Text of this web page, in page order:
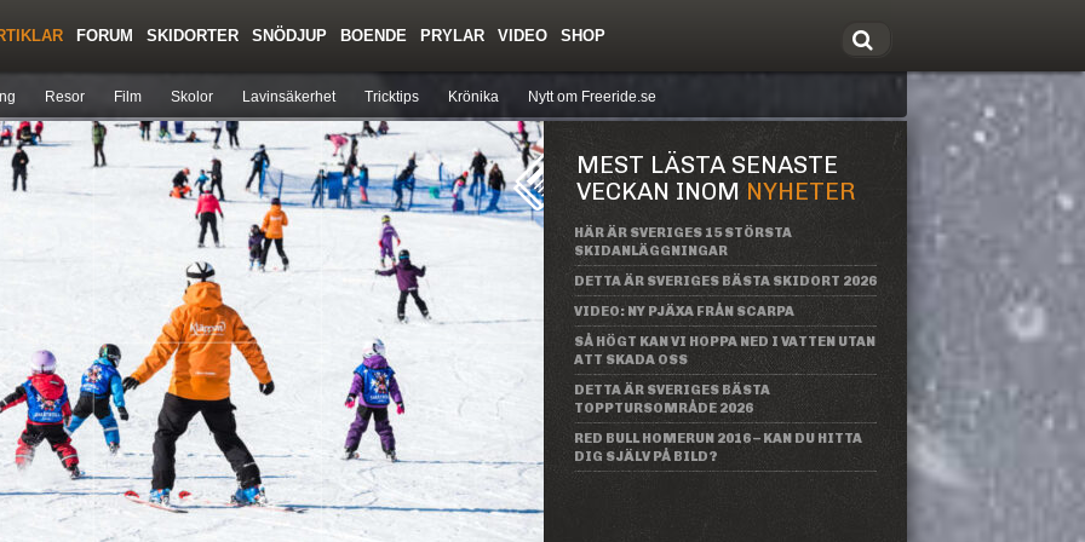
Resor Film Skolor Lavinsäkerhet Tricktips Krönika Nytt om Freeride.se
FORUM SKIDORTER SNÖDJUP BOENDE PRYLAR VIDEO SHOP
MEST LÄSTA SENASTE
VECKAN INOM NYHETER
HÄR ÄR SVERIGES 15 STÖRSTA
SKIDANLÄGGNINGAR
DETTA ÄR SVERIGES BÄSTA SKIDORT 2026
VIDEO: NY PJÄXA FRÅN SCARPA
SÅ HÖGT KAN VI HOPPA NED I VATTEN UTAN
ATT SKADA OSS
DETTA ÄR SVERIGES BÄSTA
TOPPTURSOMRÅDE 2026
RED BULL HOMERUN 2016 – KAN DU HITTA
DIG SJÄLV PÅ BILD?